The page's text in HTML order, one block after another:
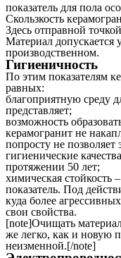
показатель для пола
Скользкость
Здесь отправной
Материал
производственном.
Гигиеничность
По этим показателям
равных:
благоприятную среду
представляет;
возможность
керамогранит не
попросту не позволяет
гигиенические
протяжении 50 лет;
химическая стойкость
показатель. Под
куда более
свои свойства.
[note]Очищать
же легко, как и новую
неизменной.[/note]